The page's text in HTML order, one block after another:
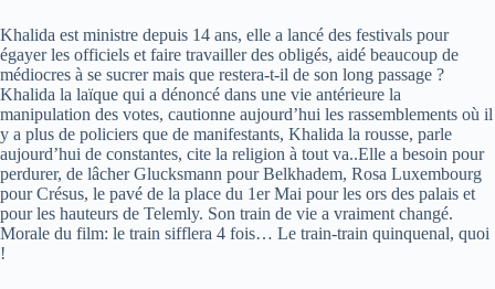
Khalida est ministre depuis 14 ans, elle a lancé des festivals pour
égayer les officiels et faire travailler des obligés, aidé beaucoup de
médiocres à se sucrer mais que restera-t-il de son long passage ?
Khalida la laïque qui a dénoncé dans une vie antérieure la
manipulation des votes, cautionne aujourd’hui les rassemblements où il
y a plus de policiers que de manifestants, Khalida la rousse, parle
aujourd’hui de constantes, cite la religion à tout va..Elle a besoin pour
perdurer, de lâcher Glucksmann pour Belkhadem, Rosa Luxembourg
pour Crésus, le pavé de la place du 1er Mai pour les ors des palais et
pour les hauteurs de Telemly. Son train de vie a vraiment changé.
Morale du film: le train sifflera 4 fois… Le train-train quinquenal, quoi
!